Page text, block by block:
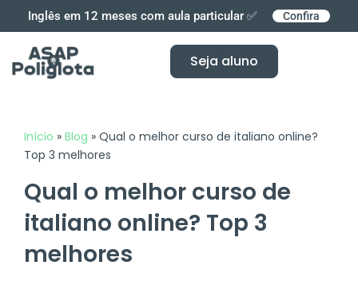
conteúdo
Inglês em 12 meses com aula particular ✅ Confira
Seja aluno
Início » Blog » Qual o melhor curso de italiano online?
Top 3 melhores
Qual o melhor curso de
italiano online? Top 3
melhores